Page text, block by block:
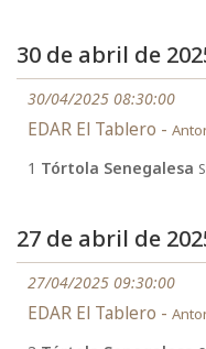
30 de abril de
30/04/2025 08:30:00
EDAR El Tablero -
1 Tórtola Senegalesa
27 de abril de
27/04/2025 09:30:00
EDAR El Tablero -